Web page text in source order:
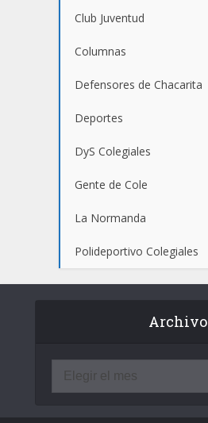
Club Juventud
Columnas
Defensores de Chacarita
Deportes
DyS Colegiales
Gente de Cole
La Normanda
Polideportivo Colegiales
Archivo